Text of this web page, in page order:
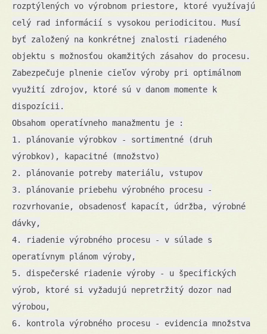
rozptýlených vo výrobnom priestore, ktoré využívajú
celý rad informácií s vysokou periodicitou. Musí
byť založený na konkrétnej znalosti riadeného
objektu s možnosťou okamžitých zásahov do procesu.
Zabezpečuje plnenie cieľov výroby pri optimálnom
využití zdrojov, ktoré sú v danom momente k
dispozícii.
Obsahom operatívneho manažmentu je :
1. plánovanie výrobkov - sortimentné (druh
výrobkov), kapacitné (množstvo)
2. plánovanie potreby materiálu, vstupov
3. plánovanie priebehu výrobného procesu -
rozvrhovanie, obsadenosť kapacít, údržba, výrobné
dávky,
4. riadenie výrobného procesu - v súlade s
operatívnym plánom výroby,
5. dispečerské riadenie výroby - u špecifických
výrob, ktoré si vyžadujú nepretržitý dozor nad
výrobou,
6. kontrola výrobného procesu - evidencia množstva